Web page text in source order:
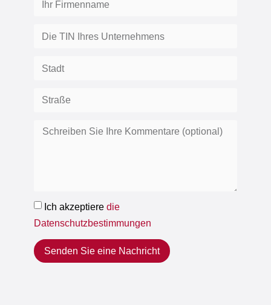
Ich akzeptieredie
Datenschutzbestimmungen
Senden Sie eine Nachricht